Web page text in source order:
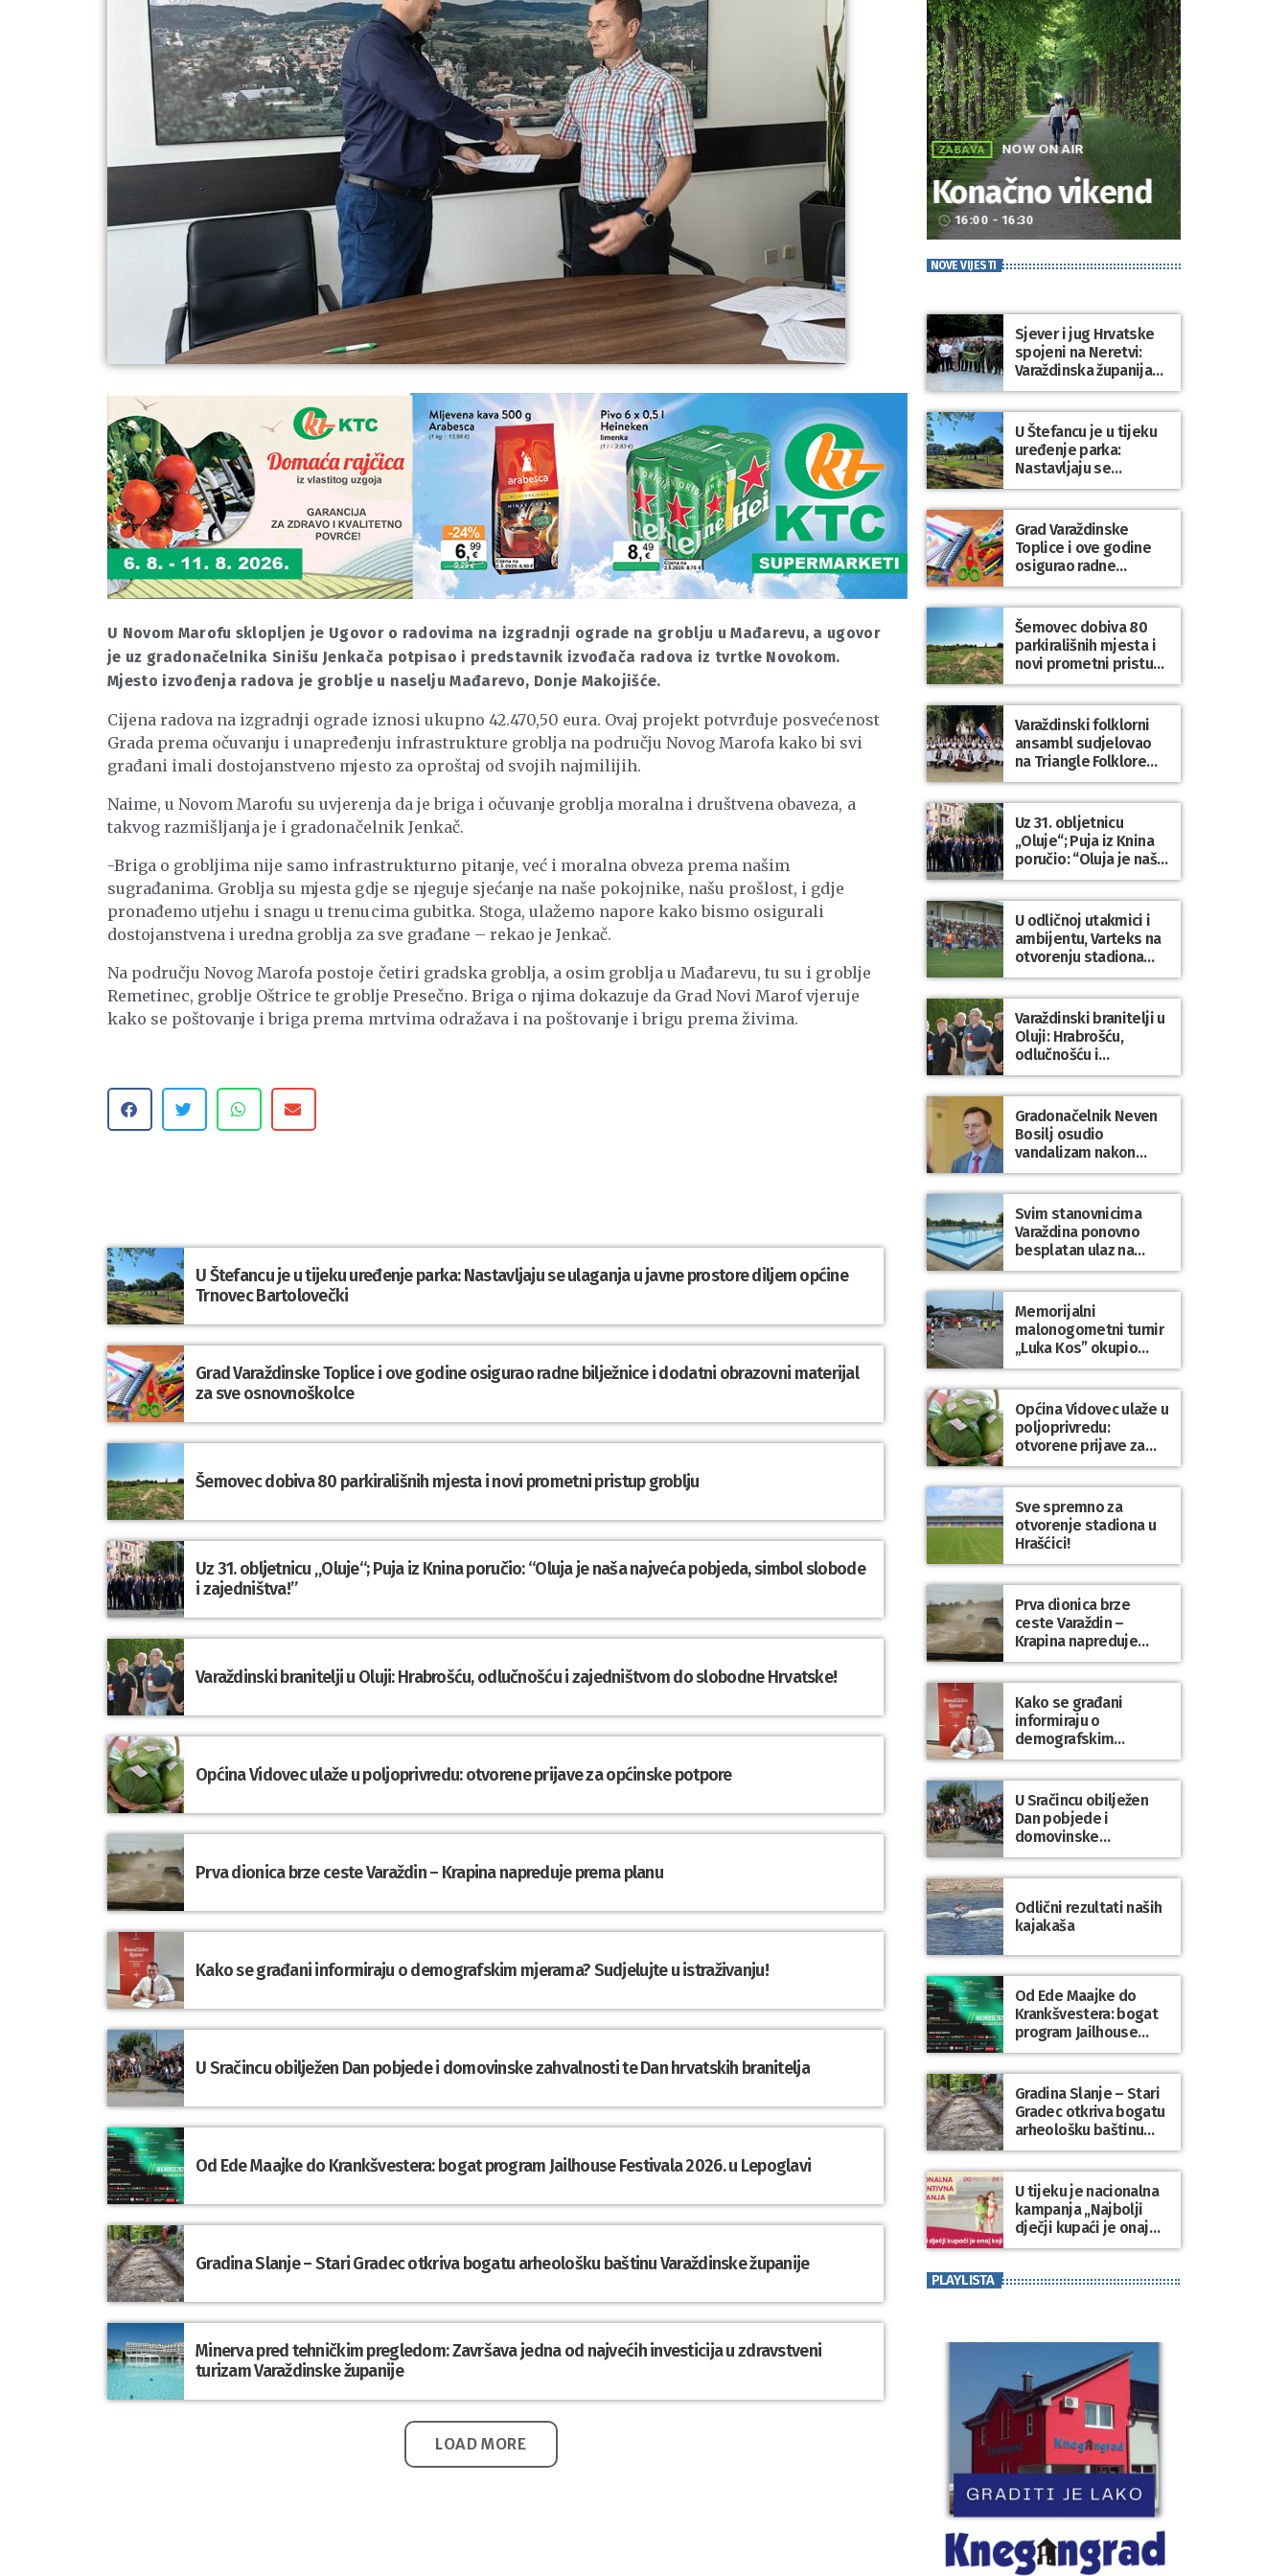
U Novom Marofu sklopljen je Ugovor o radovima na izgradnji ograde na groblju u Mađarevu, a ugovor
je uz gradonačelnika Sinišu Jenkača potpisao i predstavnik izvođača radova iz tvrtke Novokom.
Mjesto izvođenja radova je groblje u naselju Mađarevo, Donje Makojišće.
Cijena radova na izgradnji ograde iznosi ukupno 42.470,50 eura. Ovaj projekt potvrđuje posvećenost
Grada prema očuvanju i unapređenju infrastrukture groblja na području Novog Marofa kako bi svi
građani imali dostojanstveno mjesto za oproštaj od svojih najmilijih.
Naime, u Novom Marofu su uvjerenja da je briga i očuvanje groblja moralna i društvena obaveza, a
takvog razmišljanja je i gradonačelnik Jenkač.
-Briga o grobljima nije samo infrastrukturno pitanje, već i moralna obveza prema našim
sugrađanima. Groblja su mjesta gdje se njeguje sjećanje na naše pokojnike, našu prošlost, i gdje
pronađemo utjehu i snagu u trenucima gubitka. Stoga, ulažemo napore kako bismo osigurali
dostojanstvena i uredna groblja za sve građane – rekao je Jenkač.
Na području Novog Marofa postoje četiri gradska groblja, a osim groblja u Mađarevu, tu su i groblje
Remetinec, groblje Oštrice te groblje Presečno. Briga o njima dokazuje da Grad Novi Marof vjeruje
kako se poštovanje i briga prema mrtvima odražava i na poštovanje i brigu prema živima.
U Štefancu je u tijeku uređenje parka: Nastavljaju se ulaganja u javne prostore diljem općine
Trnovec Bartolovečki
Grad Varaždinske Toplice i ove godine osigurao radne bilježnice i dodatni obrazovni materijal
za sve osnovnoškolce
Šemovec dobiva 80 parkirališnih mjesta i novi prometni pristup groblju
Uz 31. obljetnicu „Oluje“; Puja iz Knina poručio: “Oluja je naša najveća pobjeda, simbol slobode
i zajedništva!”
Varaždinski branitelji u Oluji: Hrabrošću, odlučnošću i zajedništvom do slobodne Hrvatske!
Općina Vidovec ulaže u poljoprivredu: otvorene prijave za općinske potpore
Prva dionica brze ceste Varaždin – Krapina napreduje prema planu
Kako se građani informiraju o demografskim mjerama? Sudjelujte u istraživanju!
U Sračincu obilježen Dan pobjede i domovinske zahvalnosti te Dan hrvatskih branitelja
Od Ede Maajke do Krankšvestera: bogat program Jailhouse Festivala 2026. u Lepoglavi
Gradina Slanje – Stari Gradec otkriva bogatu arheološku baštinu Varaždinske županije
Minerva pred tehničkim pregledom: Završava jedna od najvećih investicija u zdravstveni
turizam Varaždinske županije
LOAD MORE
ZABAVA NOW ON AIR
Konačno vikend
access_time 16:00 - 16:30
NOVE VIJESTI
Sjever i jug Hrvatske
spojeni na Neretvi:
Varaždinska županija
predstavila svoju
tradiciju uoči Maratona
lađa
U Štefancu je u tijeku
uređenje parka:
Nastavljaju se
ulaganja u javne
prostore diljem
općine Trnovec
Bartolovečki
Grad Varaždinske
Toplice i ove godine
osigurao radne
bilježnice i dodatni
obrazovni materijal za
sve osnovnoškolce
Šemovec dobiva 80
parkirališnih mjesta i
novi prometni pristup
groblju
Varaždinski folklorni
ansambl sudjelovao
na Triangle Folklore
Festivalu u Danskoj
Uz 31. obljetnicu
„Oluje“; Puja iz Knina
poručio: “Oluja je naša
najveća pobjeda,
simbol slobode i
zajedništva!”
U odličnoj utakmici i
ambijentu, Varteks na
otvorenju stadiona
odigrao 1:1 s
Mariborom
Varaždinski branitelji u
Oluji: Hrabrošću,
odlučnošću i
zajedništvom do
slobodne Hrvatske!
Gradonačelnik Neven
Bosilj osudio
vandalizam nakon
utakmice NK Varaždin
– HNK Hajduk Split
Svim stanovnicima
Varaždina ponovno
besplatan ulaz na
Gradske bazene i
Gradsko kupalište na
Dravi
Memorijalni
malonogometni turnir
„Luka Kos” okupio
brojne ekipe i
posjetitelje u Sudovcu
Općina Vidovec ulaže u
poljoprivredu:
otvorene prijave za
općinske potpore
Sve spremno za
otvorenje stadiona u
Hrašćici!
Prva dionica brze
ceste Varaždin –
Krapina napreduje
prema planu
Kako se građani
informiraju o
demografskim
mjerama? Sudjelujte u
istraživanju!
U Sračincu obilježen
Dan pobjede i
domovinske
zahvalnosti te Dan
hrvatskih branitelja
Odlični rezultati naših
kajakaša
Od Ede Maajke do
Krankšvestera: bogat
program Jailhouse
Festivala 2026. u
Lepoglavi
Gradina Slanje – Stari
Gradec otkriva bogatu
arheološku baštinu
Varaždinske županije
U tijeku je nacionalna
kampanja „Najbolji
dječji kupaći je onaj
koji se nosi“
PLAYLISTA